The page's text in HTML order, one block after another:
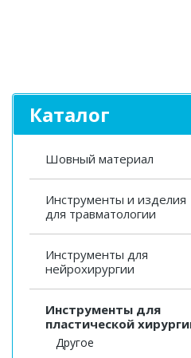
Каталог
Шовный материал
Инструменты и изделия
для травматологии
Инструменты для
нейрохирургии
Инструменты для
пластической
Другое